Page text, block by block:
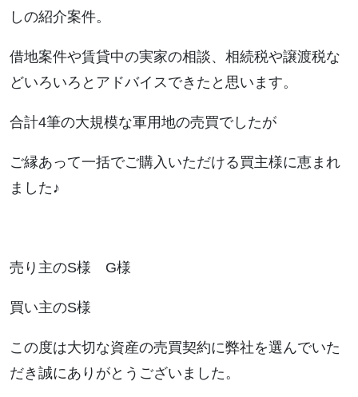
しの紹介案件。
借地案件や賃貸中の実家の相談、相続税や譲渡税な
どいろいろとアドバイスできたと思います。
合計4筆の大規模な軍用地の売買でしたが
ご縁あって一括でご購入いただける買主様に恵まれ
ました♪
売り主のS様 G様
買い主のS様
この度は大切な資産の売買契約に弊社を選んでいた
だき誠にありがとうございました。